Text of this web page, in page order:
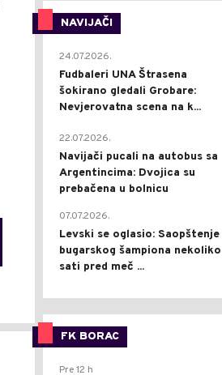
NAVIJAČI
24.07.2026.
Fudbaleri UNA Štrasena
šokirano gledali Grobare:
Nevjerovatna scena na k...
22.07.2026.
Navijači pucali na autobus sa
Argentincima: Dvojica su
prebačena u bolnicu
07.07.2026.
Levski se oglasio: Saopštenje
bugarskog šampiona nekoliko
sati pred meč ...
FK BORAC
Pre 12 h